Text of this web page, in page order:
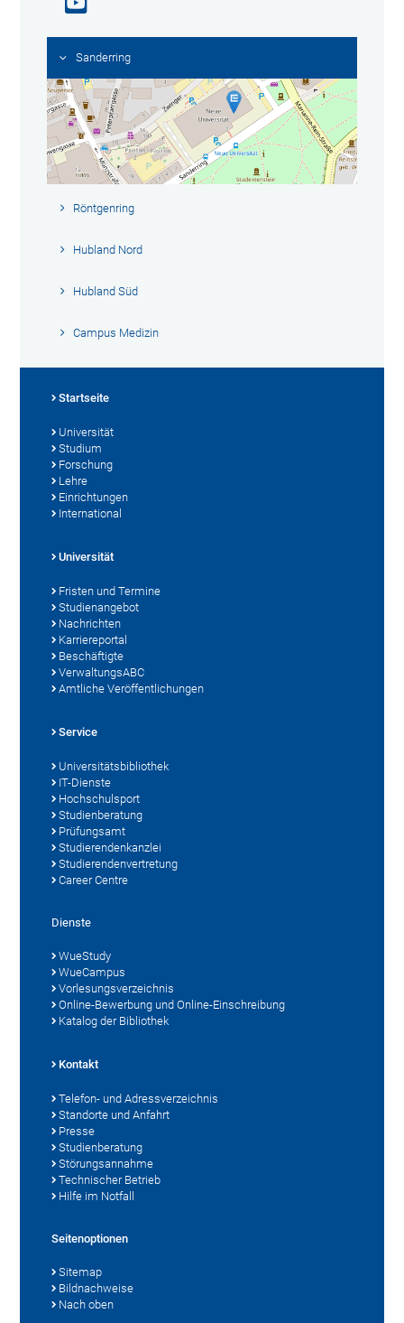
Sanderring
Röntgenring
Hubland Nord
Hubland Süd
Campus Medizin
Startseite
Universität
Studium
Forschung
Lehre
Einrichtungen
International
Universität
Fristen und Termine
Studienangebot
Nachrichten
Karriereportal
Beschäftigte
VerwaltungsABC
Amtliche Veröffentlichungen
Service
Universitätsbibliothek
IT-Dienste
Hochschulsport
Studienberatung
Prüfungsamt
Studierendenkanzlei
Studierendenvertretung
Career Centre
Dienste
WueStudy
WueCampus
Vorlesungsverzeichnis
Online-Bewerbung und Online-Einschreibung
Katalog der Bibliothek
Kontakt
Telefon- und Adressverzeichnis
Standorte und Anfahrt
Presse
Studienberatung
Störungsannahme
Technischer Betrieb
Hilfe im Notfall
Seitenoptionen
Sitemap
Bildnachweise
Nach oben